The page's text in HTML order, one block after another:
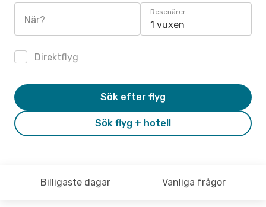
När?
Resenärer
1 vuxen
Direktflyg
Sök flyg + hotell
Sök efter flyg
Billigaste dagar Vanliga frågor